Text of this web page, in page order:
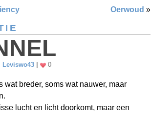
Oerwoud »
Leviswo43 0
wat breder, soms wat nauwer, maar
lucht en licht doorkomt, maar een